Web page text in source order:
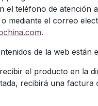
el teléfono de atención
o mediante el correo
.
de la web están
el producto en la
recibirá una factura